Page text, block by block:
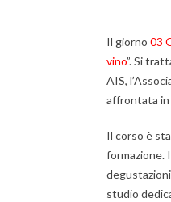
Il giorno 03
vino”. Si
AIS,
affrontata in
Il corso è
formazione.
studio